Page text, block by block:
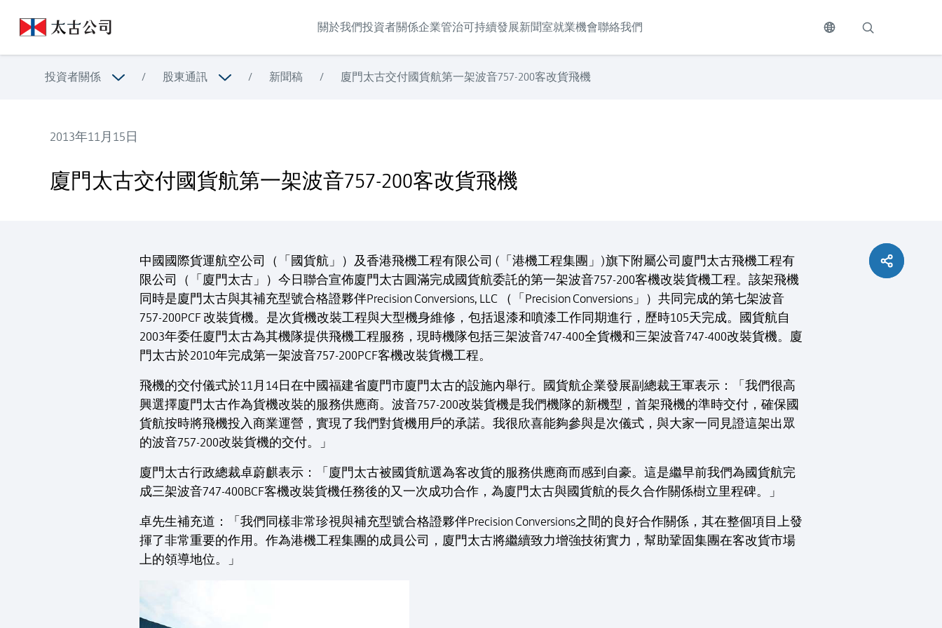
關於我們投資者關係企業管治可持續發展新聞室就業機會聯絡我們
投資者關係 / 股東通訊 / 新聞稿 / 廈門太古交付國貨航第一架波音757-200客改貨飛機
2013年11月15日
廈門太古交付國貨航第一架波音757-200客改貨飛機
中國國際貨運航空公司（「國貨航」）及香港飛機工程有限公司 (「港機工程集團」)旗下附屬公司廈門太古飛機工程有
限公司（「廈門太古」）今日聯合宣佈廈門太古圓滿完成國貨航委託的第一架波音757-200客機改裝貨機工程。該架飛機
同時是廈門太古與其補充型號合格證夥伴Precision Conversions, LLC （「Precision Conversions」）共同完成的第七架波音
757-200PCF 改裝貨機。是次貨機改裝工程與大型機身維修，包括退漆和噴漆工作同期進行，歷時105天完成。國貨航自
2003年委任廈門太古為其機隊提供飛機工程服務，現時機隊包括三架波音747-400全貨機和三架波音747-400改裝貨機。廈
門太古於2010年完成第一架波音757-200PCF客機改裝貨機工程。
飛機的交付儀式於11月14日在中國福建省廈門市廈門太古的設施內舉行。國貨航企業發展副總裁王軍表示：「我們很高
興選擇廈門太古作為貨機改裝的服務供應商。波音757-200改裝貨機是我們機隊的新機型，首架飛機的準時交付，確保國
貨航按時將飛機投入商業運營，實現了我們對貨機用戶的承諾。我很欣喜能夠參與是次儀式，與大家一同見證這架出眾
的波音757-200改裝貨機的交付。」
廈門太古行政總裁卓蔚麒表示：「廈門太古被國貨航選為客改貨的服務供應商而感到自豪。這是繼早前我們為國貨航完
成三架波音747-400BCF客機改裝貨機任務後的又一次成功合作，為廈門太古與國貨航的長久合作關係樹立里程碑。」
卓先生補充道：「我們同樣非常珍視與補充型號合格證夥伴Precision Conversions之間的良好合作關係，其在整個項目上發
揮了非常重要的作用。作為港機工程集團的成員公司，廈門太古將繼續致力增強技術實力，幫助鞏固集團在客改貨市場
上的領導地位。」